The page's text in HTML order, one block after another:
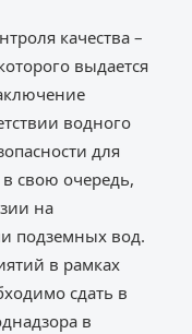
качества –
выдается
водного
для
свою очередь,
на
подземных вод.
в рамках
сдать в
в